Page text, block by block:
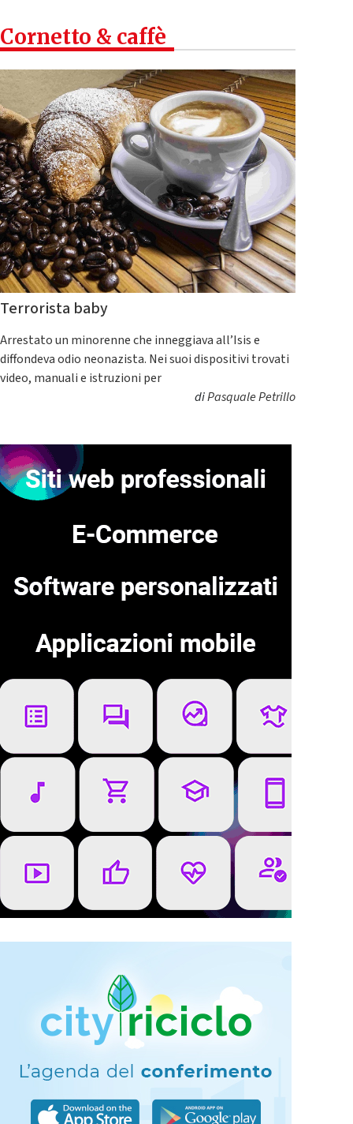
Cornetto & caffè
Terrorista baby
Arrestato un minorenne che inneggiava all’Isis e
diffondeva odio neonazista. Nei suoi dispositivi trovati
video, manuali e istruzioni per
diPasquale Petrillo